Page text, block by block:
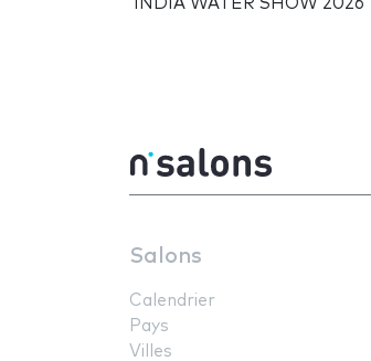
INDIA WATER SHOW 2026
Salons
Calendrier
Pays
Villes